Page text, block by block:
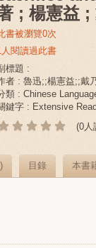
; 楊憲益 ;
書被瀏覽0次
人閱讀過此書
標題 :
者 : 魯迅;;楊憲益;;戴
類 : Chinese
鍵字 : Extensive
(0人
) 目錄 本書